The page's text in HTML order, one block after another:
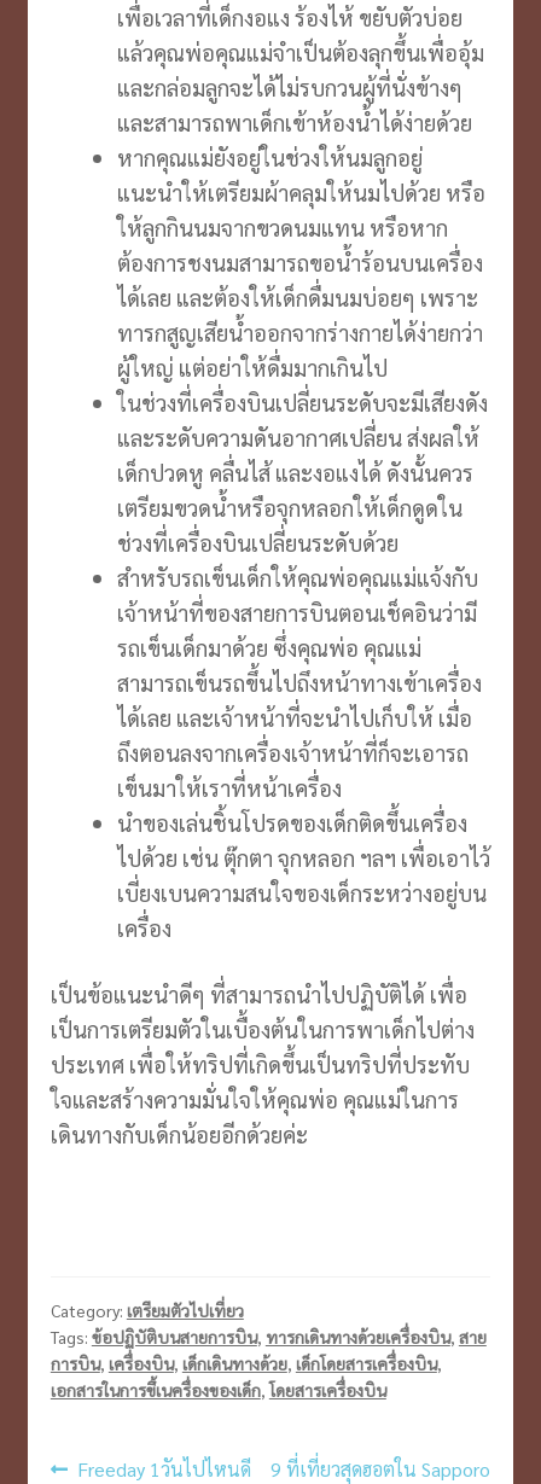
เพื่อเวลาที่เด็กงอแง ร้องไห้ ขยับตัวบ่อย
แล้วคุณพ่อคุณแม่จำเป็นต้องลุกขึ้นเพื่ออุ้ม
และกล่อมลูกจะได้ไม่รบกวนผู้ที่นั่งข้างๆ
และสามารถพาเด็กเข้าห้องน้ำได้ง่ายด้วย
หากคุณแม่ยังอยู่ในช่วงให้นมลูกอยู่
แนะนำให้เตรียมผ้าคลุมให้นมไปด้วย หรือ
ให้ลูกกินนมจากขวดนมแทน หรือหาก
ต้องการชงนมสามารถขอน้ำร้อนบนเครื่อง
ได้เลย และต้องให้เด็กดื่มนมบ่อยๆ เพราะ
ทารกสูญเสียน้ำออกจากร่างกายได้ง่ายกว่า
ผู้ใหญ่ แต่อย่าให้ดื่มมากเกินไป
ในช่วงที่เครื่องบินเปลี่ยนระดับจะมีเสียงดัง
และระดับความดันอากาศเปลี่ยน ส่งผลให้
เด็กปวดหู คลื่นไส้ และงอแงได้ ดังนั้นควร
เตรียมขวดน้ำหรือจุกหลอกให้เด็กดูดใน
ช่วงที่เครื่องบินเปลี่ยนระดับด้วย
สำหรับรถเข็นเด็กให้คุณพ่อคุณแม่แจ้งกับ
เจ้าหน้าที่ของสายการบินตอนเช็คอินว่ามี
รถเข็นเด็กมาด้วย ซึ่งคุณพ่อ คุณแม่
สามารถเข็นรถขึ้นไปถึงหน้าทางเข้าเครื่อง
ได้เลย และเจ้าหน้าที่จะนำไปเก็บให้ เมื่อ
ถึงตอนลงจากเครื่องเจ้าหน้าที่ก็จะเอารถ
เข็นมาให้เราที่หน้าเครื่อง
นำของเล่นชิ้นโปรดของเด็กติดขึ้นเครื่อง
ไปด้วย เช่น ตุ๊กตา จุกหลอก ฯลฯ เพื่อเอาไว้
เบี่ยงเบนความสนใจของเด็กระหว่างอยู่บน
เครื่อง
เป็นข้อแนะนำดีๆ ที่สามารถนำไปปฏิบัติได้ เพื่อ
เป็นการเตรียมตัวในเบื้องต้นในการพาเด็กไปต่าง
ประเทศ เพื่อให้ทริปที่เกิดขึ้นเป็นทริปที่ประทับ
ใจและสร้างความมั่นใจให้คุณพ่อ คุณแม่ในการ
เดินทางกับเด็กน้อยอีกด้วยค่ะ
Category: เตรียมตัวไปเที่ยว
Tags: ข้อปฏิบัติบนสายการบิน, ทารกเดินทางด้วยเครื่องบิน, สาย
การบิน, เครื่องบิน, เด็กเดินทางด้วย, เด็กโดยสารเครื่องบิน,
เอกสารในการขึ้เนครื่องของเด็ก,โดยสารเครื่องบิน
Previous
Freeday 1วันไปไหนดี Next
9 ที่เที่ยวสุดฮอตใน Sapporo